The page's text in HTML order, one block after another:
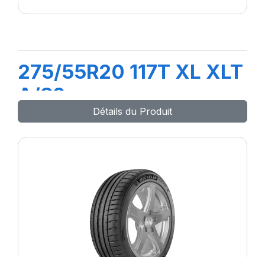
275/55R20 117T XL XLT
A/S2
Détails du Produit